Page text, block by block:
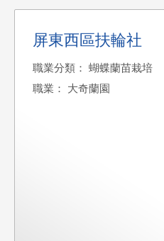
屏東西區扶輪社
職業分類： 蝴蝶蘭苗栽培
職業： 大奇蘭園